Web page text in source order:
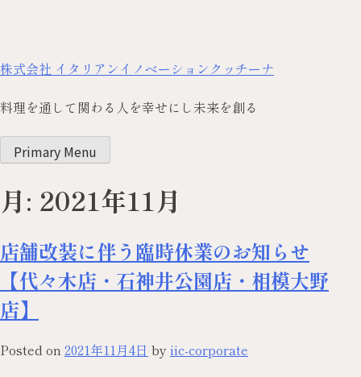
株式会社 イタリアンイノベーションクッチーナ
料理を通して関わる人を幸せにし未来を創る
Primary Menu
月: 2021年11月
店舗改装に伴う臨時休業のお知らせ
【代々木店・石神井公園店・相模大野
店】
Posted on 2021年11月4日 by iic-corporate